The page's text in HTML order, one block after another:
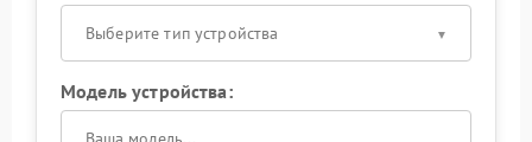
Выберите тип устройства
Модель устройства: